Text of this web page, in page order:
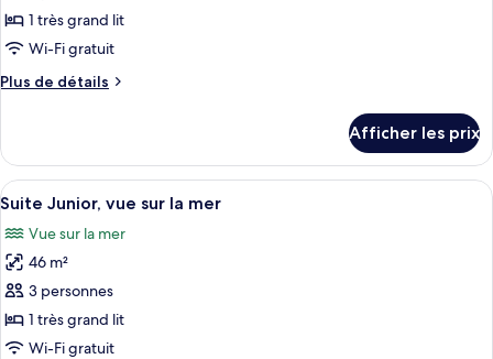
ce
type
chambre :
très
grand
1 très grand lit
Wi-Fi gratuit
Plus de détails
Plus
Chambre,
très
lit
Afficher les prix
Afficher
toutes
les
photos
pour
ce
type
Une chambre d’hôtel moderne
8
Suite Junior, vue sur la mer
Vue sur la mer
46 m²
3 personnes
1 très grand lit
Wi-Fi gratuit